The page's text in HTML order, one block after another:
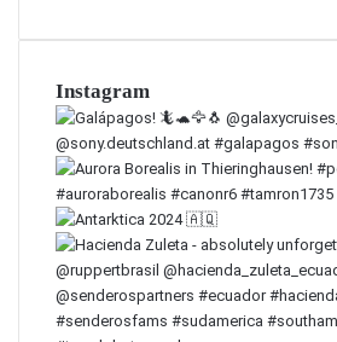
Instagram